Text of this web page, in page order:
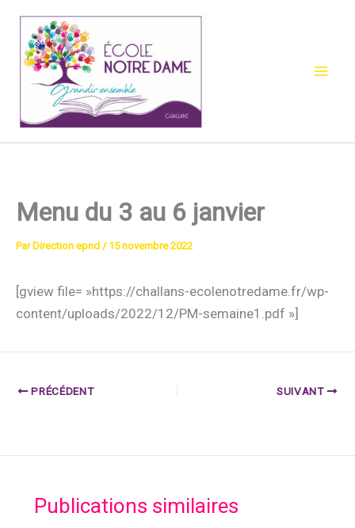
contenu
Menu du 3 au 6 janvier
Par Direction epnd / 15 novembre 2022
[gview file= »https://challans-ecolenotredame.fr/wp-
content/uploads/2022/12/PM-semaine1.pdf »]
PRÉCÉDENT SUIVANT
Publications similaires